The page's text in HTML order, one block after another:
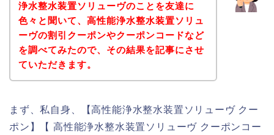
浄水整水装置ソリューヴのことを友達に
色々と聞いて、高性能浄水整水装置ソリュ
ーヴの割引クーポンやクーポンコードなど
を調べてみたので、その結果を記事にさせ
ていただきます。
まず、私自身、【高性能浄水整水装置ソリューヴ クー
ポン】【 高性能浄水整水装置ソリューヴ クーポンコー